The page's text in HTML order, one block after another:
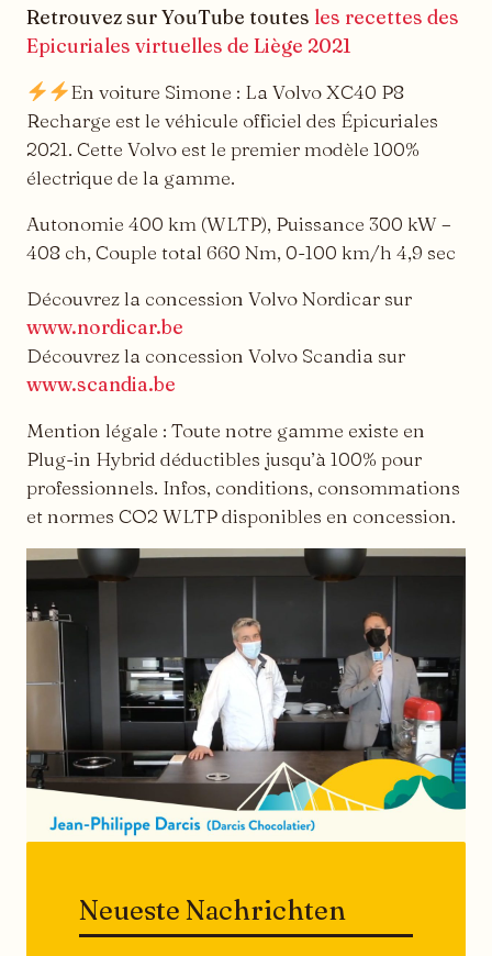
Retrouvez sur YouTube toutes les recettes des
Epicuriales virtuelles de Liège 2021
En voiture Simone : La Volvo XC40 P8
Recharge est le véhicule officiel des Épicuriales
2021. Cette Volvo est le premier modèle 100%
électrique de la gamme.
Autonomie 400 km (WLTP), Puissance 300 kW –
408 ch, Couple total 660 Nm, 0-100 km/h 4,9 sec
Découvrez la concession Volvo Nordicar sur
www.nordicar.be
Découvrez la concession Volvo Scandia sur
www.scandia.be
Mention légale : Toute notre gamme existe en
Plug-in Hybrid déductibles jusqu’à 100% pour
professionnels. Infos, conditions, consommations
et normes CO2 WLTP disponibles en concession.
Neueste Nachrichten